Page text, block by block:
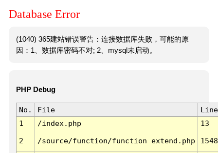
Database Error
(1040) 365建站错误警告：连接数据库失败，可能的原
因：1、数据库密码不对; 2、mysql未启动。
PHP Debug
No. File
Line
1
/index.php 13
2 /source/function/function_extend.php 1548